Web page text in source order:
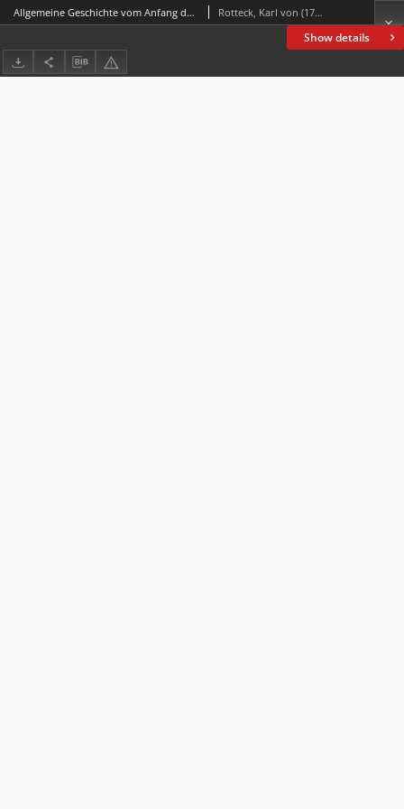
Show details
Allgemeine Geschichte vom Anfang der französischen Revolution bis zur Stiftung der heiligen Allianz : für denkende Geschichtfreunde / Rotteck, Karl von (1775-1840)